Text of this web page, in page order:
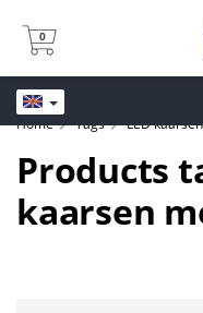
0
0
Home Tags LED
Products
kaarsen